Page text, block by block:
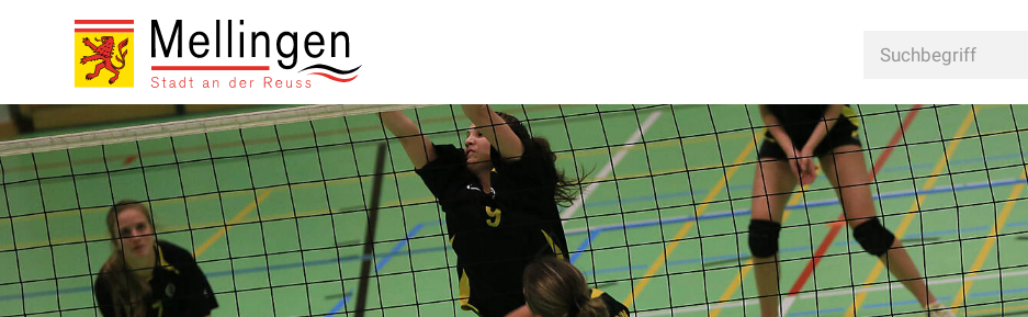
Navigieren in Mellingen
Schnellnavigation
Suchbegriff